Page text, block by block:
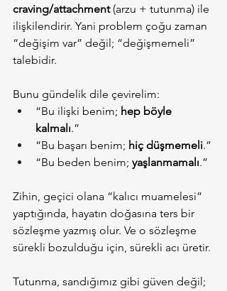
craving/attachment (arzu + tutunma) ile
ilişkilendirir. Yani problem çoğu zaman
“değişim var” değil; “değişmemeli”
talebidir.
Bunu gündelik dile çevirelim:
“Bu ilişki benim; hep böyle
kalmalı.”
“Bu başarı benim; hiç düşmemeli.”
“Bu beden benim; yaşlanmamalı.”
Zihin, geçici olana “kalıcı muamelesi”
yaptığında, hayatın doğasına ters bir
sözleşme yazmış olur. Ve o sözleşme
sürekli bozulduğu için, sürekli acı üretir.
Tutunma, sandığımız gibi güven değil;